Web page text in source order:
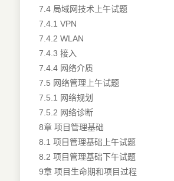
7.4 局域网技术上午试题
7.4.1 VPN
7.4.2 WLAN
7.4.3 接入
7.4.4 网络介质
7.5 网络管理上午试题
7.5.1 网络规划
7.5.2 网络诊断
8章 项目管理基础
8.1 项目管理基础上午试题
8.2 项目管理基础下午试题
9章 项目生命期和项目过程